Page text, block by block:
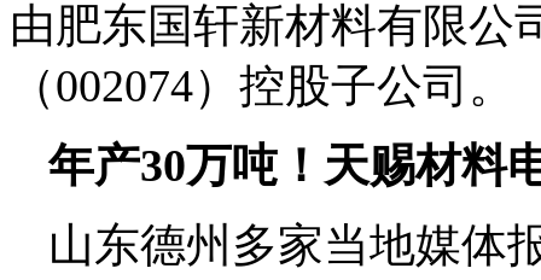
由肥东国轩新材料有限公
（002074）控股子公司
年产30万吨！天赐材料
山东德州多家当地媒体